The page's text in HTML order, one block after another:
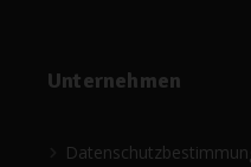
Unternehmen